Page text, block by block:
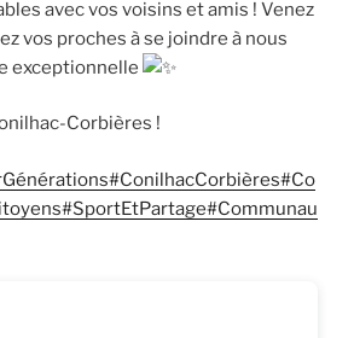
avec vos voisins et amis ! Venez
vos proches à se joindre à nous
exceptionnelle
Corbières !
#ConilhacCorbières#Co
#SportEtPartage#Communau